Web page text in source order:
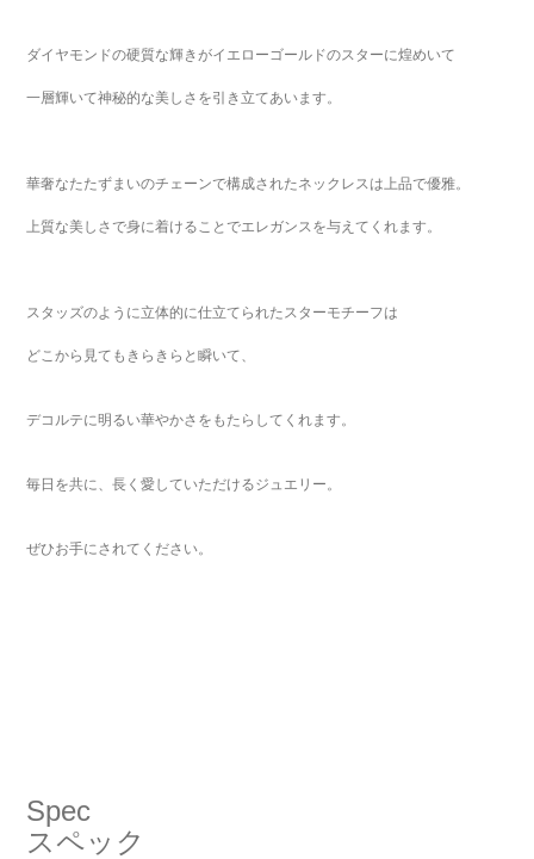
ダイヤモンドの硬質な輝きがイエローゴールドのスターに煌めいて
一層輝いて神秘的な美しさを引き立てあいます。
華奢なたたずまいのチェーンで構成されたネックレスは上品で優雅。
上質な美しさで身に着けることでエレガンスを与えてくれます。
スタッズのように立体的に仕立てられたスターモチーフは
どこから見てもきらきらと瞬いて、
デコルテに明るい華やかさをもたらしてくれます。
毎日を共に、長く愛していただけるジュエリー。
ぜひお手にされてください。
Spec
スペック